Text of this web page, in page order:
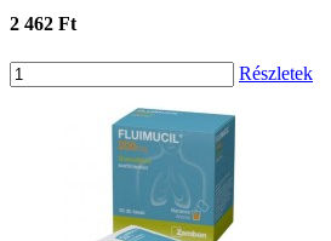
2 462 Ft
Részletek